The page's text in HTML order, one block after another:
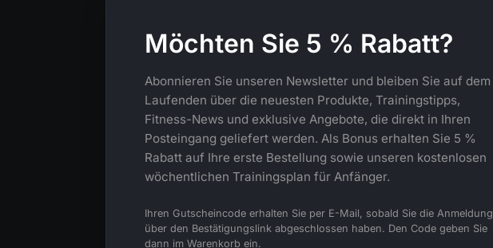
Möchten Sie 5 % Rabatt?
Abonnieren Sie unseren Newsletter und bleiben Sie auf dem
Laufenden über die neuesten Produkte, Trainingstipps,
Fitness-News und exklusive Angebote, die direkt in Ihren
Posteingang geliefert werden. Als Bonus erhalten Sie 5 %
Rabatt auf Ihre erste Bestellung sowie unseren kostenlosen
wöchentlichen Trainingsplan für Anfänger.
Ihren Gutscheincode erhalten Sie per E-Mail, sobald Sie die Anmeldung
über den Bestätigungslink abgeschlossen haben. Den Code geben Sie
dann im Warenkorb ein.